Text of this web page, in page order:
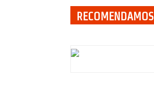
RECOMENDAMOS